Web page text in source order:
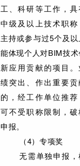
工、科研等工作，具
中级及以上技术职称
主持或参与过5个及以
能体现个人对BIM技术
新应用贡献的项目。
绩突出、作出重要贡
的，经工作单位推荐
可不受职称限制，破
申报。
（4）专项奖
无需单独申报，